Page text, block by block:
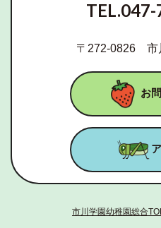
〒272-0826 市
お
市川学園幼稚園総合